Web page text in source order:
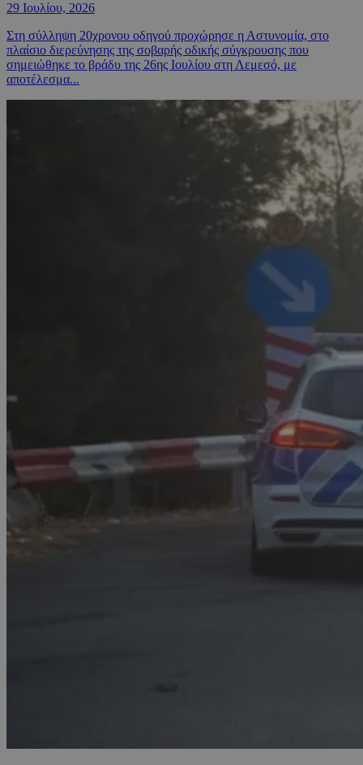
29 Ιουλίου, 2026
Στη σύλληψη 20χρονου οδηγού προχώρησε η Αστυνομία, στο
πλαίσιο διερεύνησης της σοβαρής οδικής σύγκρουσης που
σημειώθηκε το βράδυ της 26ης Ιουλίου στη Λεμεσό, με
αποτέλεσμα...